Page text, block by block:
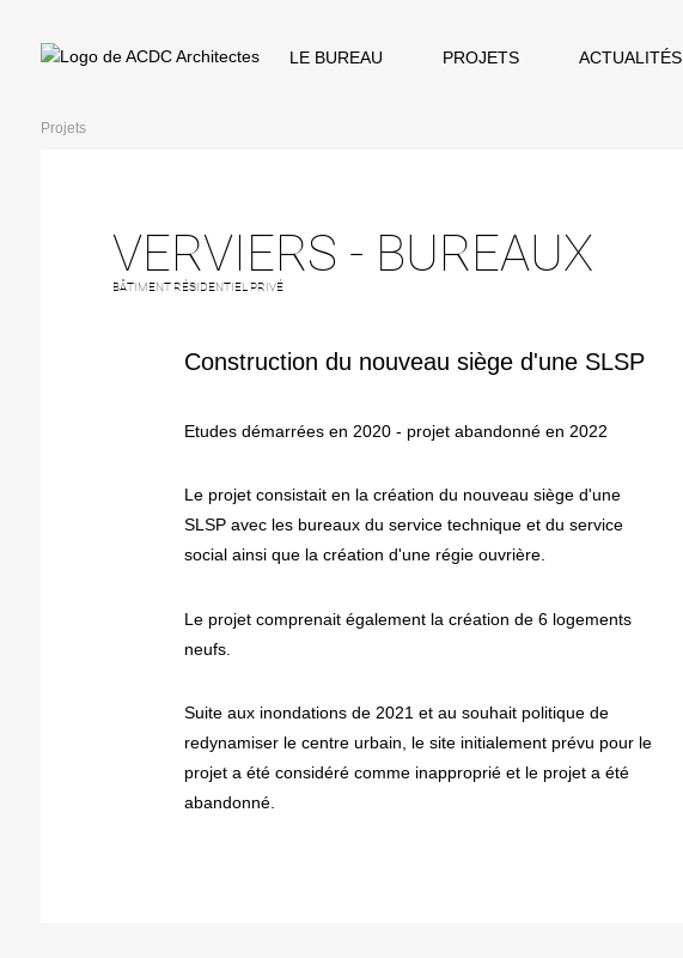
LE BUREAU PROJETS ACTUALITÉS
Projets
VERVIERS - BUREAUX
BÂTIMENT RÉSIDENTIEL PRIVÉ
Construction du nouveau siège d'une SLSP
Etudes démarrées en 2020 - projet abandonné en 2022
Le projet consistait en la création du nouveau siège d'une
SLSP avec les bureaux du service technique et du service
social ainsi que la création d'une régie ouvrière.
Le projet comprenait également la création de 6 logements
neufs.
Suite aux inondations de 2021 et au souhait politique de
redynamiser le centre urbain, le site initialement prévu pour le
projet a été considéré comme inapproprié et le projet a été
abandonné.